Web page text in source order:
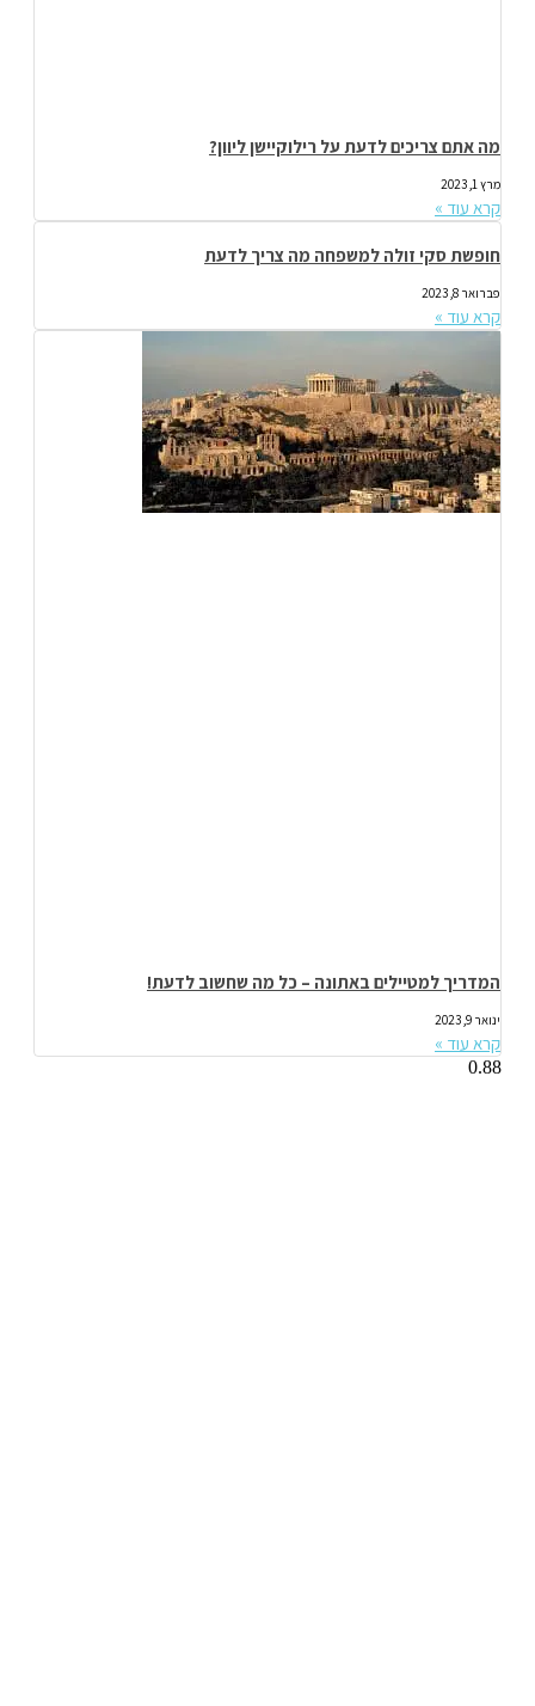
מה אתם צריכים לדעת על רילוקיישן ליוון?
מרץ 1, 2023
קרא עוד »
חופשת סקי זולה למשפחה מה צריך לדעת
פברואר 8, 2023
קרא עוד »
המדריך למטיילים באתונה – כל מה שחשוב לדעת!
ינואר 9, 2023
קרא עוד »